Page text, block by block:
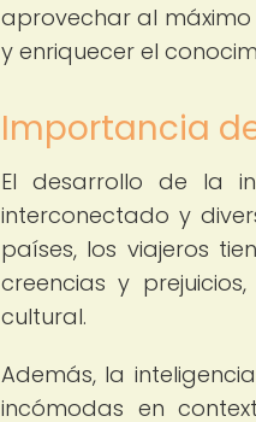
aprovechar al
y enriquecer el
Importancia
El desarrollo de la
interconectado y
países, los viajeros
creencias y
cultural.
Además, la
incómodas en